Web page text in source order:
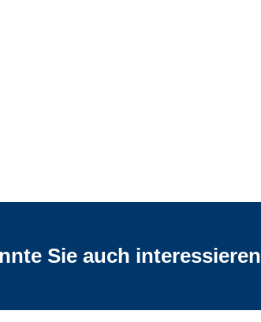
Sie auch interessieren